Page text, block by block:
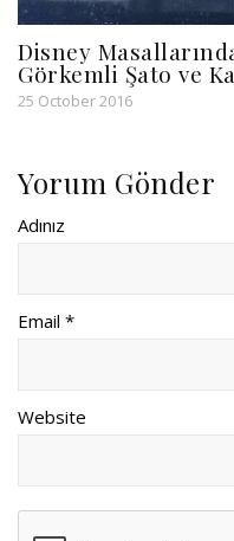
Disney
Görkemli Şato ve
25 October 2016
Yorum Gönder
Adınız
Email *
Website